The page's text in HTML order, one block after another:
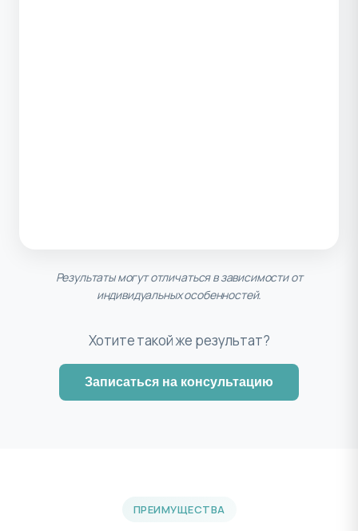
Результаты могут отличаться в зависимости от
индивидуальных особенностей.
Хотите такой же результат?
Записаться на консультацию
ПРЕИМУЩЕСТВА